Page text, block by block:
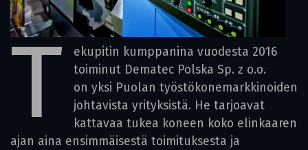
T
ekupitin kumppanina vuodesta 2016
toiminut Dematec Polska Sp. z o.o.
on yksi Puolan työstökonemarkkinoiden
johtavista yrityksistä. He tarjoavat
kattavaa tukea koneen koko elinkaaren
ajan aina ensimmäisestä toimituksesta ja